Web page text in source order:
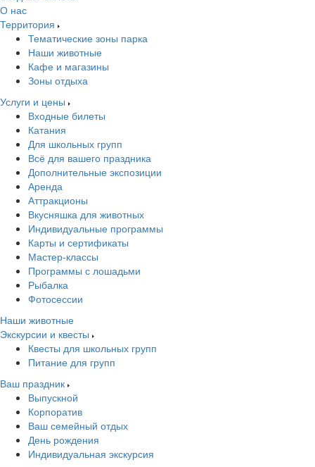
О нас
Территория
Тематические зоны парка
Наши животные
Кафе и магазины
Зоны отдыха
Услуги и цены
Входные билеты
Катания
Для школьных групп
Всё для вашего праздника
Дополнительные экспозиции
Аренда
Аттракционы
Вкусняшка для животных
Индивидуальные программы
Карты и сертификаты
Мастер-классы
Программы с лошадьми
Рыбалка
Фотосессии
Наши животные
Экскурсии и квесты
Квесты для школьных групп
Питание для групп
Ваш праздник
Выпускной
Корпоратив
Ваш семейный отдых
День рождения
Индивидуальная экскурсия